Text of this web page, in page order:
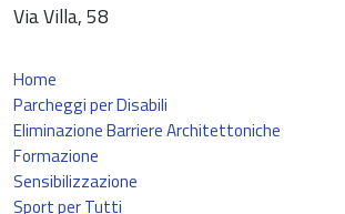
Via Villa, 58
Home
Parcheggi per Disabili
Eliminazione Barriere Architettoniche
Formazione
Sensibilizzazione
Sport per Tutti